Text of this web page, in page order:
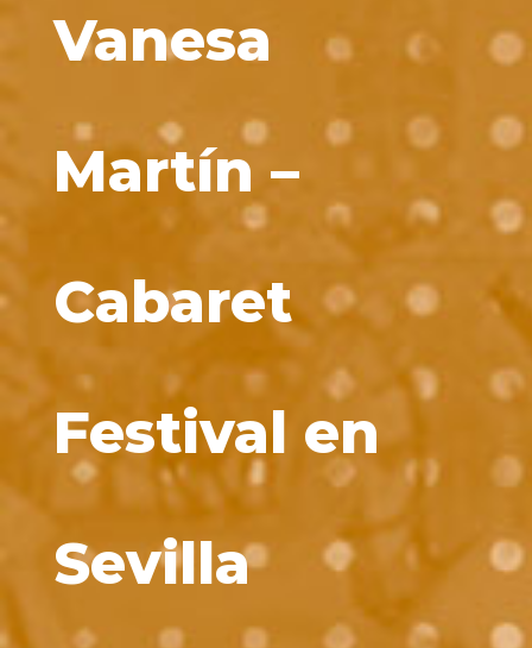
Vanesa
Martín –
Cabaret
Festival en
Sevilla